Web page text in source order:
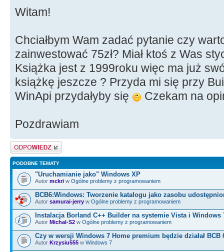
Witam!
Chciałbym Wam zadać pytanie czy
zainwestować 75zł? Miał ktoś z Was
Książka jest z 1999roku więc ma już
książkę jeszcze ? Przyda mi się przy
WinApi przydałyby się
Czekam na
Pozdrawiam
Odpowiedz
PODOBNE TEMATY
"Uruchamianie jako" Windows XP
Autor mckri w Ogólne problemy z programowaniem
BCB6:Windows: Tworzenie katalogu jako zasobu
Autor samurai-jerry w Ogólne problemy z programowaniem
Instalacja Borland C++ Builder na systemie Vista i Windows
Autor Michal-S2 w Ogólne problemy z programowaniem
Czy w wersji Windows 7 Home premium będzie działał BCB
Autor Krzysiu555 w Windows 7